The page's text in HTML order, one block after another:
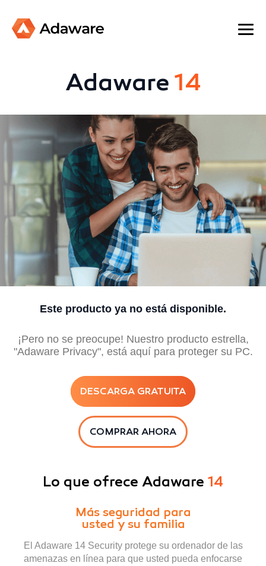
Adaware 14
Este producto ya no está disponible.
¡Pero no se preocupe! Nuestro producto estrella,
"Adaware Privacy", está aquí para proteger su PC.
DESCARGA GRATUITA
COMPRAR AHORA
Lo que ofrece Adaware 14
Más seguridad para
usted y su familia
El Adaware 14 Security protege su ordenador de las
amenazas en línea para que usted pueda enfocarse